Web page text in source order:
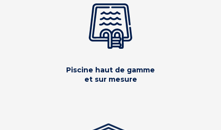
Piscine haut de gamme
et sur mesure